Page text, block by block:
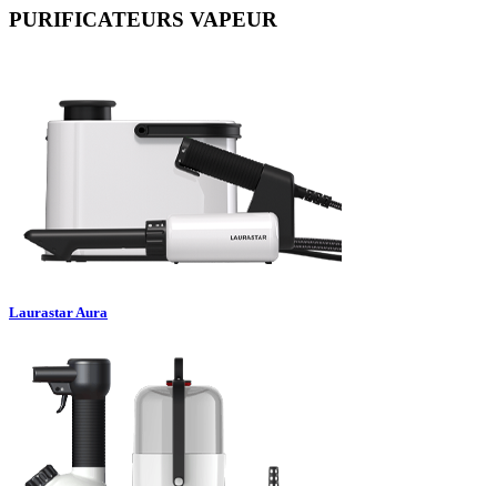
PURIFICATEURS VAPEUR
Laurastar Aura